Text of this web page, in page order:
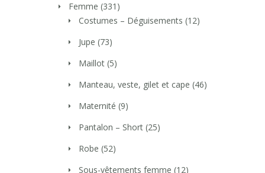
Femme (331)
Costumes – Déguisements (12)
Jupe (73)
Maillot (5)
Manteau, veste, gilet et cape (46)
Maternité (9)
Pantalon – Short (25)
Robe (52)
Sous-vêtements femme (12)